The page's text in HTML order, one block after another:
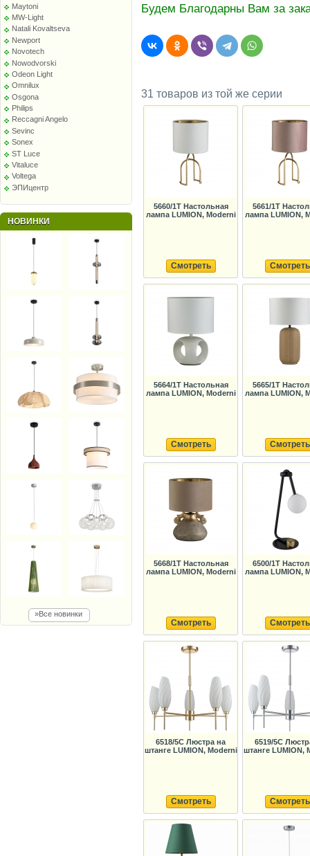
Maytoni
MW-Light
Natali Kovaltseva
Newport
Novotech
Nowodvorski
Odeon Light
Omnilux
Osgona
Philips
Reccagni Angelo
Sevinc
Sonex
ST Luce
Vitaluce
Voltega
ЭПИцентр
НОВИНКИ
»Все новинки
Будем Благодарны Вам за
31 товаров из той же серии
5660/1T Настольная
лампа LUMION, Moderni
Смотреть
5661/1T
лампа LUMION,
Смотреть
5664/1T Настольная
лампа LUMION, Moderni
Смотреть
5665/1T
лампа LUMION,
Смотреть
5668/1T Настольная
лампа LUMION, Moderni
Смотреть
6500/1T
лампа LUMION,
Смотреть
6518/5C Люстра на
штанге LUMION, Moderni
Смотреть
6519/5C
штанге LUMION,
Смотреть